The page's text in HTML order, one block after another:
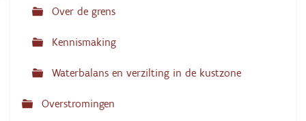
Over de grens
Kennismaking
Waterbalans en verzilting in de kustzone
Overstromingen